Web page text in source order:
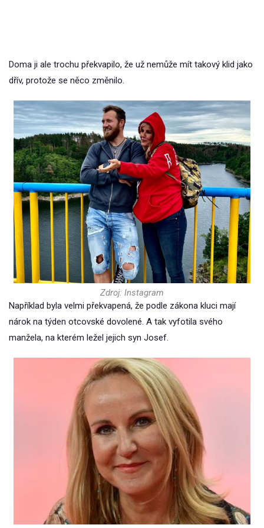
Doma ji ale trochu překvapilo, že už nemůže mít takový klid jako
dřív, protože se něco změnilo.
Zdroj: Instagram
Například byla velmi překvapená, že podle zákona kluci mají
nárok na týden otcovské dovolené. A tak vyfotila svého
manžela, na kterém ležel jejich syn Josef.